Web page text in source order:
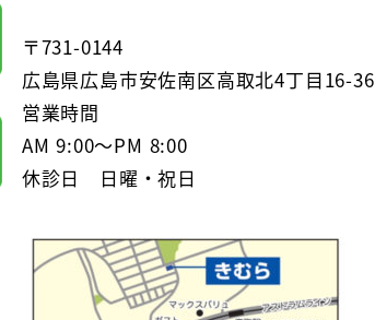
〒731-0144
広島県広島市安佐南区高取北4丁目16-36
営業時間
AM 9:00～PM 8:00
休診日 日曜・祝日